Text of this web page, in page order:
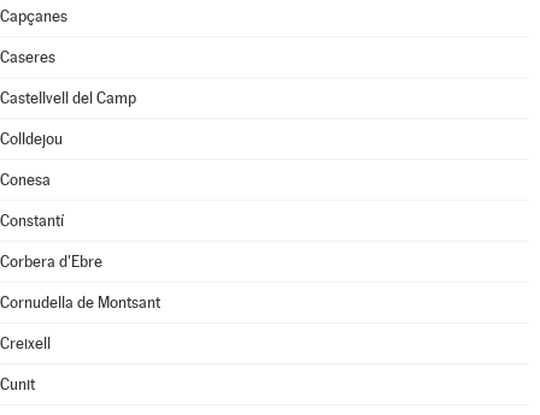
Capçanes
Caseres
Castellvell del Camp
Colldejou
Conesa
Constantí
Corbera d'Ebre
Cornudella de Montsant
Creixell
Cunit